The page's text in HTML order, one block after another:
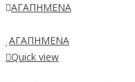
ΑΓΑΠΗΜΕΝΑ
ΑΓΑΠΗΜΕΝΑ
Quick view